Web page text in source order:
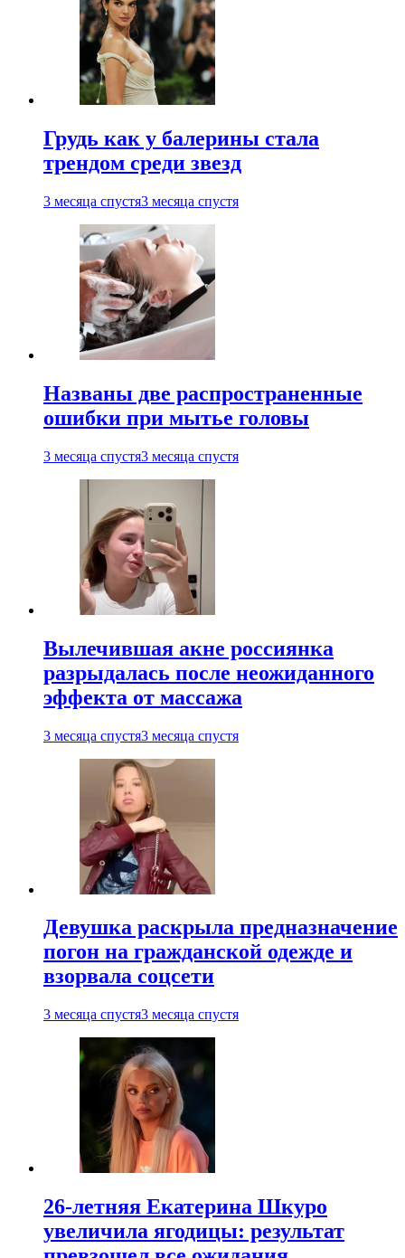
Грудь как у балерины стала
трендом среди звезд
3 месяца спустя3 месяца спустя
Названы две распространенные
ошибки при мытье головы
3 месяца спустя3 месяца спустя
Вылечившая акне россиянка
разрыдалась после неожиданного
эффекта от массажа
3 месяца спустя3 месяца спустя
Девушка раскрыла предназначение
погон на гражданской одежде и
взорвала соцсети
3 месяца спустя3 месяца спустя
26-летняя Екатерина Шкуро
увеличила ягодицы: результат